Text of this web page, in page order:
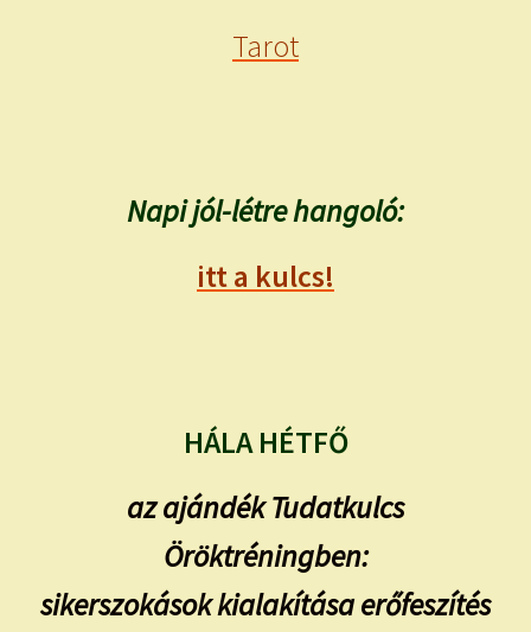
Tarot
Napi jól-létre hangoló:
itt a kulcs!
HÁLA HÉTFŐ
az ajándék Tudatkulcs
Öröktréningben:
sikerszokások kialakítása erőfeszítés